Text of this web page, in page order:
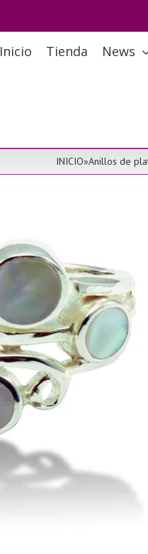
Inicio Tienda News
INICIO»Anillos de